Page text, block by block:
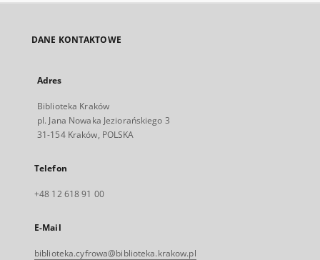
DANE KONTAKTOWE
Adres
Biblioteka Kraków
pl. Jana Nowaka Jeziorańskiego 3
31-154 Kraków, POLSKA
Telefon
+48 12 618 91 00
E-Mail
biblioteka.cyfrowa@biblioteka.krakow.pl